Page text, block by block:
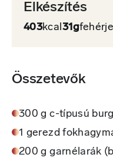
Elkészítés
403kcal31g
Összetevők
300 g c-típusú
1 gerezd
200 g garnélarák